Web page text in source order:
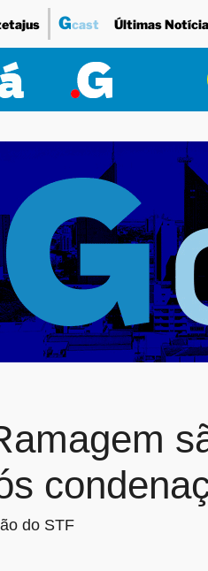
Gcast Últimas
do STF